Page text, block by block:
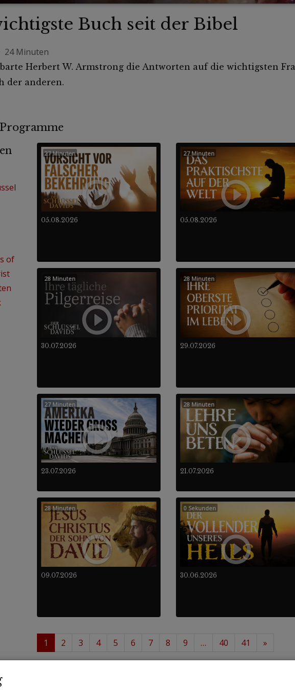
Buch seit der Bibel
24 Minuten
Herbert W. Armstrong die Antworten auf die wichtigsten
der anderen.
of
05.08.2026
27 Minuten
05.08.2026
27 Minuten
30.07.2026
28 Minuten
29.07.2026
28 Minuten
23.07.2026
27 Minuten
21.07.2026
28 Minuten
09.07.2026
28 Minuten
30.06.2026
0 Sekunden
1 2 3 4 5 6 7 8 9 … 40 41
»